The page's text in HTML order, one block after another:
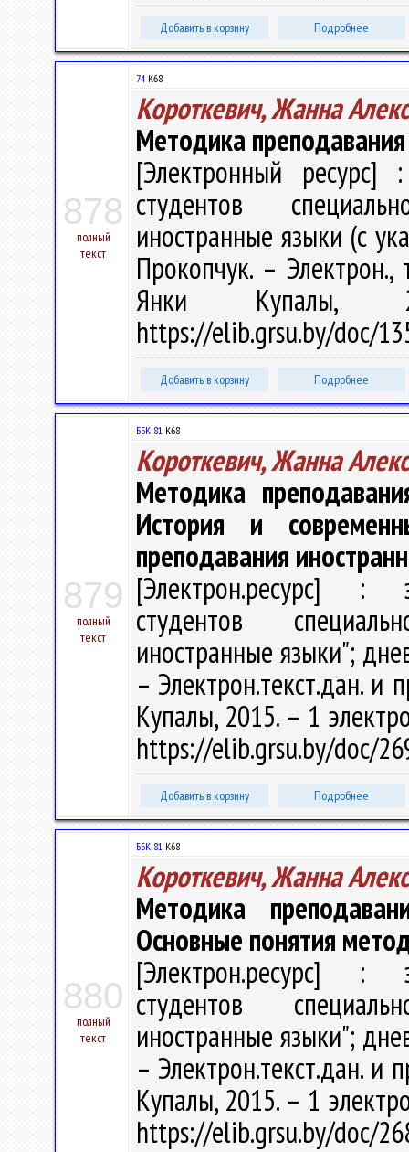
Добавить в корзину Подробнее
878
полный
текст
74 К68
Короткевич, Жанна
Методика
[Электронный ресурс]
студентов
иностранные языки (с
Прокопчук. –
Янки Купалы,
https://elib.grsu.by/doc/
Добавить в корзину Подробнее
879
полный
текст
ББК 81.К68
Короткевич, Жанна
Методика
История и
преподавания
[Электрон.ресурс] :
студентов
иностранные языки";
– Электрон.текст.дан. и
Купалы, 2015. – 1
https://elib.grsu.by/doc/
Добавить в корзину Подробнее
880
полный
текст
ББК 81.К68
Короткевич, Жанна
Методика
Основные понятия
[Электрон.ресурс] :
студентов
иностранные языки";
– Электрон.текст.дан. и
Купалы, 2015. – 1
https://elib.grsu.by/doc/